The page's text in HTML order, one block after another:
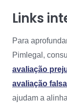
Links
Para
Pimlegal,
avaliação
avaliação
ajudam a